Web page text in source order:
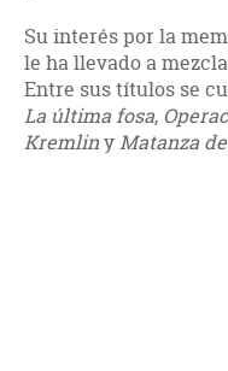
Su interés por la
le ha llevado a
Entre sus títulos se
La última fosa,
KremlinyMatanza